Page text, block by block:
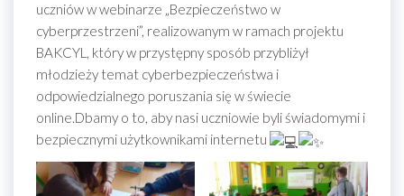
uczniów w webinarze „Bezpieczeństwo w
cyberprzestrzeni”, realizowanym w ramach projektu
BAKCYL, który w przystępny sposób przybliżył
młodzieży temat cyberbezpieczeństwa i
odpowiedzialnego poruszania się w świecie
online.Dbamy o to, aby nasi uczniowie byli świadomymi i
bezpiecznymi użytkownikami internetu